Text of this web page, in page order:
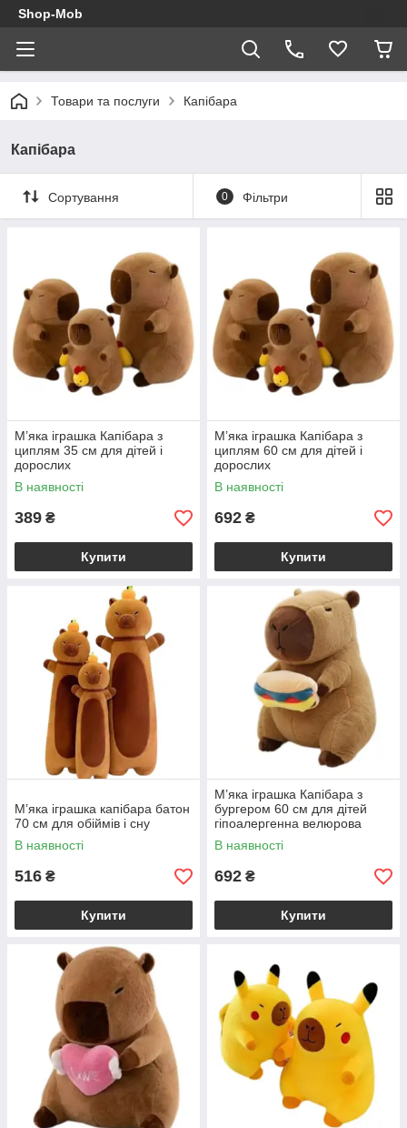
Shop-Mob
Товари та послуги Капібара
Капібара
Сортування 0 Фільтри
М’яка іграшка Капібара з
циплям 35 см для дітей і
дорослих
В наявності
389 ₴
Купити
М’яка іграшка Капібара з
циплям 60 см для дітей і
дорослих
В наявності
692 ₴
Купити
М’яка іграшка капібара батон
70 см для обіймів і сну
В наявності
516 ₴
Купити
М’яка іграшка Капібара з
бургером 60 см для дітей
гіпоалергенна велюрова
В наявності
692 ₴
Купити